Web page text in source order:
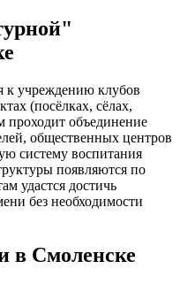
к учреждению клубов
(посёлках, сёлах,
проходит объединение
общественных центров
систему воспитания
появляются по
удастся достичь
без необходимости
в Смоленске